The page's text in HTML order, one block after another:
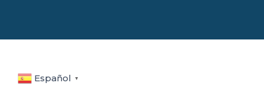
Español ▼